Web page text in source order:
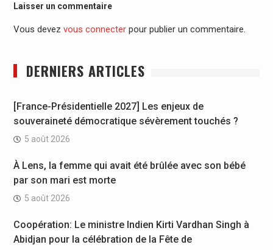
Laisser un commentaire
Vous devez vous connecterpour publier un commentaire.
DERNIERS ARTICLES
[France-Présidentielle 2027] Les enjeux de
souveraineté démocratique sévèrement touchés ?
5 août 2026
À Lens, la femme qui avait été brûlée avec son bébé
par son mari est morte
5 août 2026
Coopération: Le ministre Indien Kirti Vardhan Singh à
Abidjan pour la célébration de la Fête de